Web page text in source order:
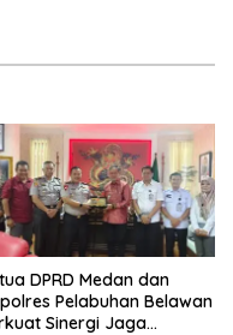
DPRD Medan dan
Pelabuhan Belawan
Sinergi Jaga